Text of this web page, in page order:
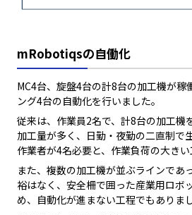
mRobotiqsの自働化
MC4台、旋盤4台の計8台の加工機が稼
ング4台の自動化を行いました。
従来は、作業員2名で、計8台の加工機
加工量が多く、日勤・夜勤の二直制で
作業者が4名必要と、作業負荷の大きい
また、複数の加工機が並ぶラインであ
裕はなく、安全柵で囲った産業用ロボ
め、自動化が進まない工程でもありまし